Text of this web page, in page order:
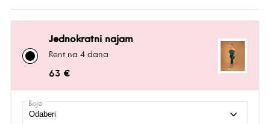
Jednokratni najam
Rent na 4 dana
63 €
Boja